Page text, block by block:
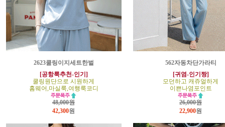
2623쿨링이지세트한벌
[공항룩추천-인기]
쿨링원단으로 시원하게
홈웨어,마실룩,여행룩코디
48,000원
42,300원
562자동차단가라티
[귀염-인기짱]
모던하고 캐쥬얼하게
이쁜나염포인트
26,000원
22,900원